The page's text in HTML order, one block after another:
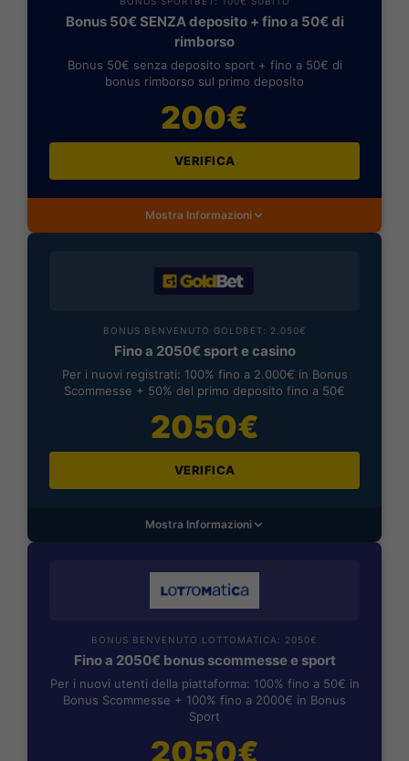
Bonus 50€ SENZA deposito + fino a 50€ di
rimborso
Bonus 50€ senza deposito sport + fino a 50€ di
bonus rimborso sul primo deposito
200€
VERIFICA
Mostra Informazioni
BONUS BENVENUTO GOLDBET: 2.050€
Fino a 2050€ sport e casino
Per i nuovi registrati: 100% fino a 2.000€ in Bonus
Scommesse + 50% del primo deposito fino a 50€
2050€
VERIFICA
Mostra Informazioni
BONUS BENVENUTO LOTTOMATICA: 2050€
Fino a 2050€ bonus scommesse e sport
Per i nuovi utenti della piattaforma: 100% fino a 50€ in
Bonus Scommesse + 100% fino a 2000€ in Bonus
Sport
2050€